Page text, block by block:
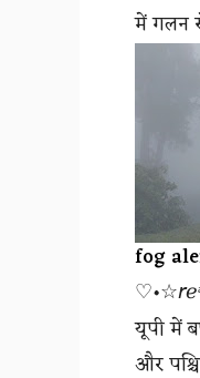
में गलन
fog
यूपी में
और